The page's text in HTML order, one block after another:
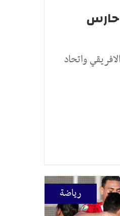
حارس
واتحاد
رياضة